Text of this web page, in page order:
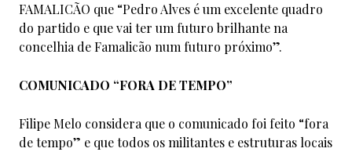
FAMALICÃO que “Pedro Alves é um excelente quadro
do partido e que vai ter um futuro brilhante na
concelhia de Famalicão num futuro próximo”.
COMUNICADO “FORA DE TEMPO”
Filipe Melo considera que o comunicado foi feito “fora
de tempo” e que todos os militantes e estruturas locais